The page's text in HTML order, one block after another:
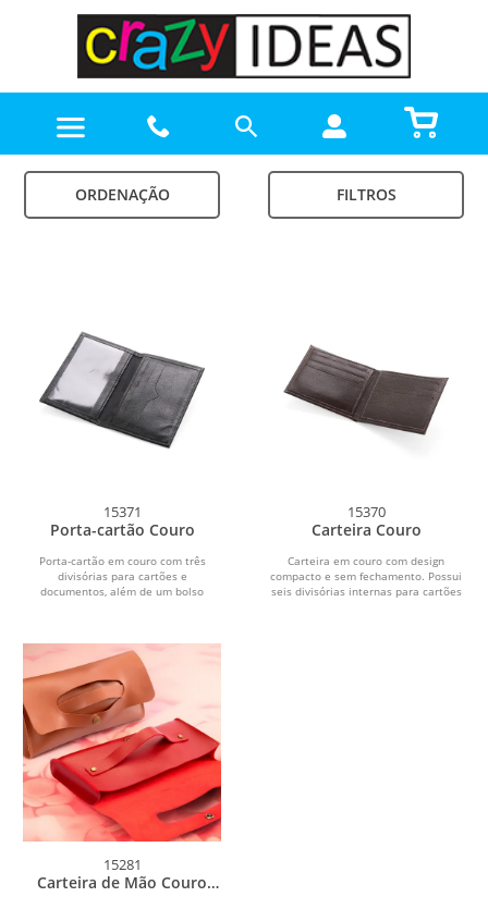
ORDENAÇÃO FILTROS
15371
Porta-cartão Couro
Porta-cartão em couro com três
divisórias para cartões e
documentos, além de um bolso
15370
Carteira Couro
Carteira em couro com design
compacto e sem fechamento. Possui
seis divisórias internas para cartões
15281
Carteira de Mão Couro